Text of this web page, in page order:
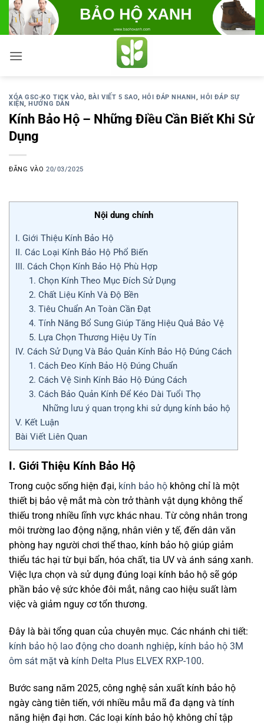
Bỏ
qua
nội
dung
XÓA GSC-KO TICK VÀO, BÀI VIẾT 5 SAO, HỎI ĐÁP NHANH, HỎI ĐÁP SỰ
KIỆN, HƯỚNG DẪN
Kính Bảo Hộ – Những Điều Cần Biết Khi Sử
Dụng
ĐĂNG VÀO20/03/2025
Nội dung chính
I. Giới Thiệu Kính Bảo Hộ
II. Các Loại Kính Bảo Hộ Phổ Biến
III. Cách Chọn Kính Bảo Hộ Phù Hợp
1. Chọn Kính Theo Mục Đích Sử Dụng
2. Chất Liệu Kính Và Độ Bền
3. Tiêu Chuẩn An Toàn Cần Đạt
4. Tính Năng Bổ Sung Giúp Tăng Hiệu Quả Bảo Vệ
5. Lựa Chọn Thương Hiệu Uy Tín
IV. Cách Sử Dụng Và Bảo Quản Kính Bảo Hộ Đúng Cách
1. Cách Đeo Kính Bảo Hộ Đúng Chuẩn
2. Cách Vệ Sinh Kính Bảo Hộ Đúng Cách
3. Cách Bảo Quản Kính Để Kéo Dài Tuổi Thọ
Những lưu ý quan trọng khi sử dụng kính bảo hộ
V. Kết Luận
Bài Viết Liên Quan
I. Giới Thiệu Kính Bảo Hộ
Trong cuộc sống hiện đại, kính bảo hộ không chỉ là một
thiết bị bảo vệ mắt mà còn trở thành vật dụng không thể
thiếu trong nhiều lĩnh vực khác nhau. Từ công nhân trong
môi trường lao động nặng, nhân viên y tế, đến dân văn
phòng hay người chơi thể thao, kính bảo hộ giúp giảm
thiểu tác hại từ bụi bẩn, hóa chất, tia UV và ánh sáng xanh.
Việc lựa chọn và sử dụng đúng loại kính bảo hộ sẽ góp
phần bảo vệ sức khỏe đôi mắt, nâng cao hiệu suất làm
việc và giảm nguy cơ tổn thương.
Đây là bài tổng quan của chuyên mục. Các nhánh chi tiết:
kính bảo hộ lao động cho doanh nghiệp, kính bảo hộ 3M
ôm sát mặt và kính Delta Plus ELVEX RXP-100.
Bước sang năm 2025, công nghệ sản xuất kính bảo hộ
ngày càng tiên tiến, với nhiều mẫu mã đa dạng và tính
năng hiện đại hơn. Các loại kính bảo hộ không chỉ tập